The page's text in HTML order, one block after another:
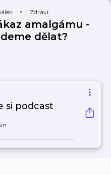
Zdraví
amalgámu -
dělat?
si podcast